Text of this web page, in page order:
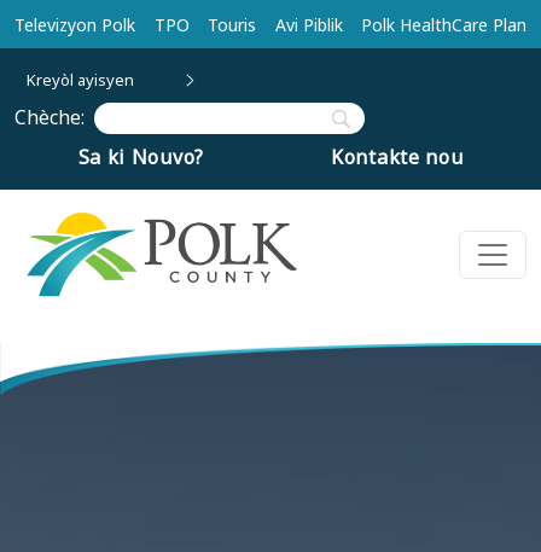
Ale nan kontni prensipal la
Televizyon Polk TPO Touris Avi Piblik Polk HealthCare Plan
Kreyòl ayisyen
Chèche:
Sa ki Nouvo?
Kontakte nou